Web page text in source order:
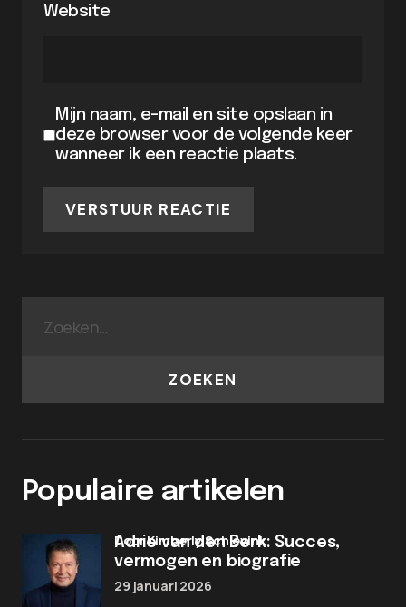
Website
Mijn naam, e-mail en site opslaan in
deze browser voor de volgende keer
wanneer ik een reactie plaats.
VERSTUUR REACTIE
ZOEKEN
Populaire artikelen
Adrie van den Berk: Succes,
vermogen en biografie
door Kimberly Schievink
29 januari 2026